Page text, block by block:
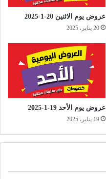
عروض يوم الاثنين 20-1-2025
20 يناير، 2025
عروض يوم الأحد 19-1-2025
19 يناير، 2025